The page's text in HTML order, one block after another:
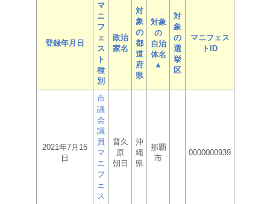
登録年月日
マ
ニ
フ
ェ
ス
ト
種
別
政治
家名
対
象
の
都
道
府
県
対象
の
自治
体名
▲
対
象
の
選
挙
区
マニフェス
トID
2021年7月15
日
市
議
会
議
員
マ
ニ
フ
ェ
ス
普久
原
朝日
沖
縄
県
那覇
市
0000000939